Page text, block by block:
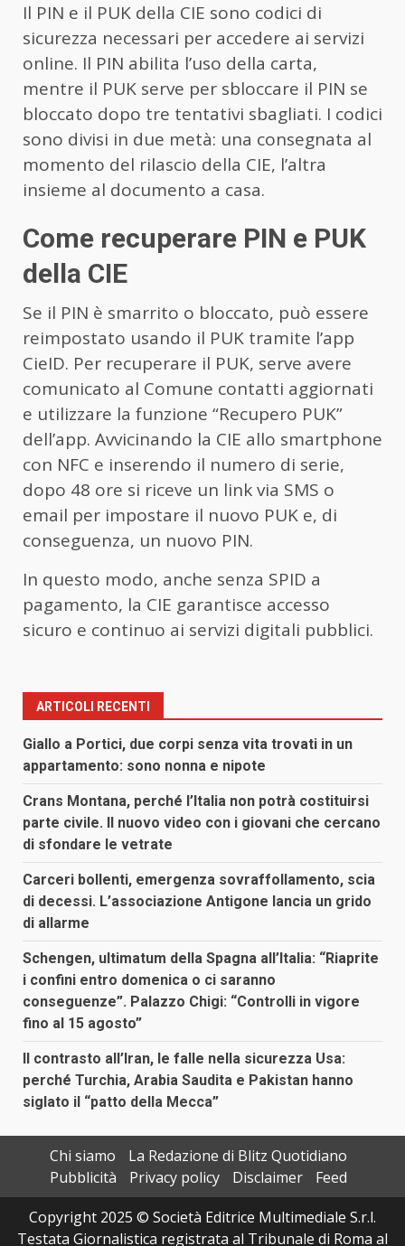
Il PIN e il PUK della CIE sono codici di
sicurezza necessari per accedere ai servizi
online. Il PIN abilita l’uso della carta,
mentre il PUK serve per sbloccare il PIN se
bloccato dopo tre tentativi sbagliati. I codici
sono divisi in due metà: una consegnata al
momento del rilascio della CIE, l’altra
insieme al documento a casa.
Come recuperare PIN e PUK
della CIE
Se il PIN è smarrito o bloccato, può essere
reimpostato usando il PUK tramite l’app
CieID. Per recuperare il PUK, serve avere
comunicato al Comune contatti aggiornati
e utilizzare la funzione “Recupero PUK”
dell’app. Avvicinando la CIE allo smartphone
con NFC e inserendo il numero di serie,
dopo 48 ore si riceve un link via SMS o
email per impostare il nuovo PUK e, di
conseguenza, un nuovo PIN.
In questo modo, anche senza SPID a
pagamento, la CIE garantisce accesso
sicuro e continuo ai servizi digitali pubblici.
ARTICOLI RECENTI
Giallo a Portici, due corpi senza vita trovati in un
appartamento: sono nonna e nipote
Crans Montana, perché l’Italia non potrà costituirsi
parte civile. Il nuovo video con i giovani che cercano
di sfondare le vetrate
Carceri bollenti, emergenza sovraffollamento, scia
di decessi. L’associazione Antigone lancia un grido
di allarme
Schengen, ultimatum della Spagna all’Italia: “Riaprite
i confini entro domenica o ci saranno
conseguenze”. Palazzo Chigi: “Controlli in vigore
fino al 15 agosto”
Il contrasto all’Iran, le falle nella sicurezza Usa:
perché Turchia, Arabia Saudita e Pakistan hanno
siglato il “patto della Mecca”
Chi siamo
La Redazione di Blitz Quotidiano
Pubblicità
Privacy policy Disclaimer
Feed
Copyright 2025 © Società Editrice Multimediale S.r.l.
Testata Giornalistica registrata al Tribunale di Roma al